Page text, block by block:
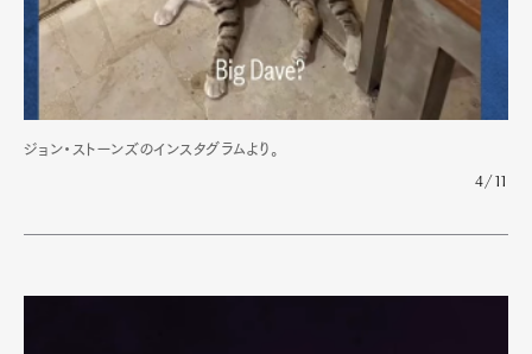
ジョン・ストーンズのインスタグラムより。
4/11